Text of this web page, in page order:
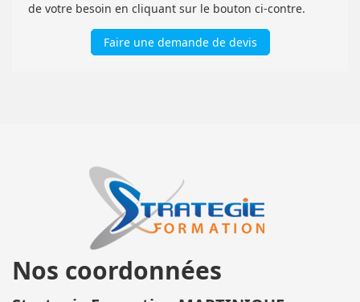
de votre besoin en cliquant sur le bouton ci-contre.
Faire une demande de devis
Nos coordonnées